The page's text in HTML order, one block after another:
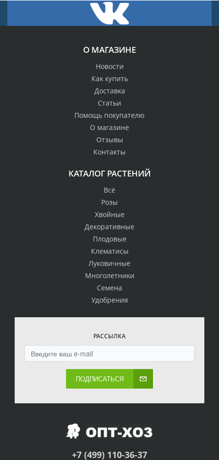
О МАГАЗИНЕ
Новости
Как купить
Доставка
Статьи
Помощь покупателю
О магазине
Отзывы
Контакты
КАТАЛОГ РАСТЕНИЙ
Всё
Розы
Хвойные
Декоративные
Плодовые
Клематисы
Луковичные
Многолетники
Семена
Удобрения
РАССЫЛКА
ПОДПИСАТЬСЯ
+7 (499) 110-36-37